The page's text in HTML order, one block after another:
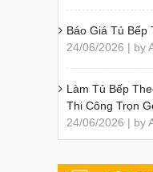
Báo Giá Tủ Bếp
24/06/2026 | by
Làm Tủ Bếp
Thi Công Trọn
24/06/2026 | by